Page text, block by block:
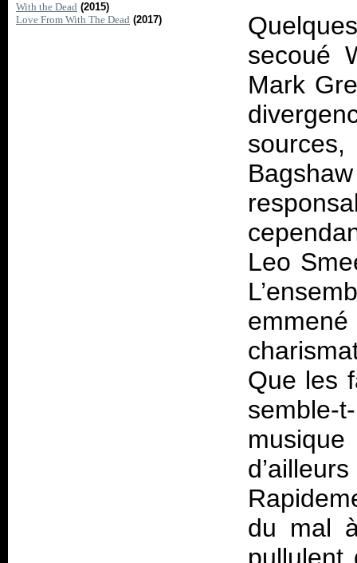
With the Dead (2015)
Love From With The Dead (2017)
secoué
Mark
Leo
Que les
musique
du mal